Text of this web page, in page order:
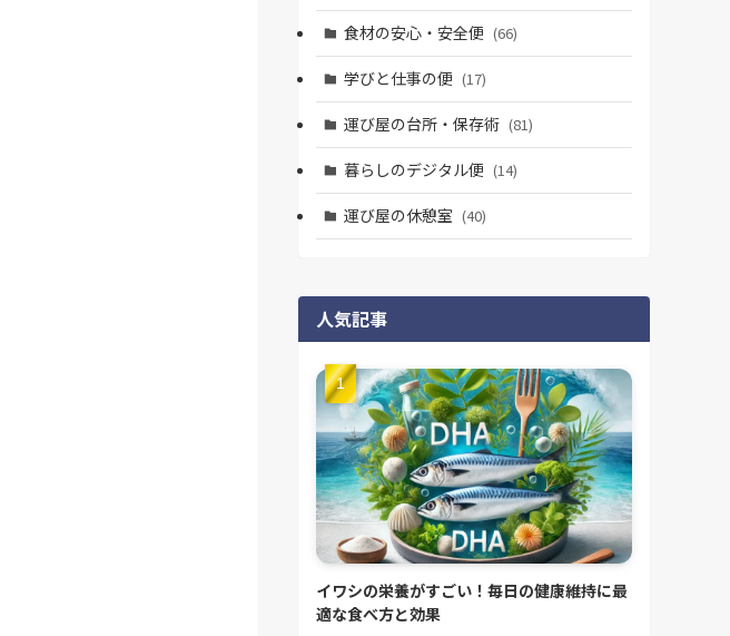
食材の安心・安全便 (66)
学びと仕事の便 (17)
運び屋の台所・保存術 (81)
暮らしのデジタル便 (14)
運び屋の休憩室 (40)
人気記事
イワシの栄養がすごい！毎日の健康維持に最
適な食べ方と効果